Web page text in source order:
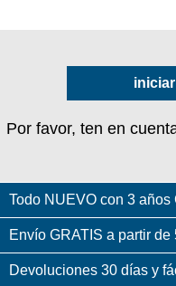
Por favor, ten en
Todo NUEVO con 3 años
Envío GRATIS a partir de
Devoluciones 30 días y